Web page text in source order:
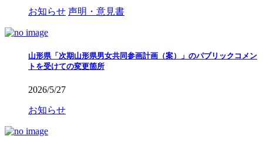
お知らせ 声明・意見書
山形県「次期山形県男女共同参画計画（案）」のパブリックコメン
トを受けての変更箇所
2026/5/27
お知らせ